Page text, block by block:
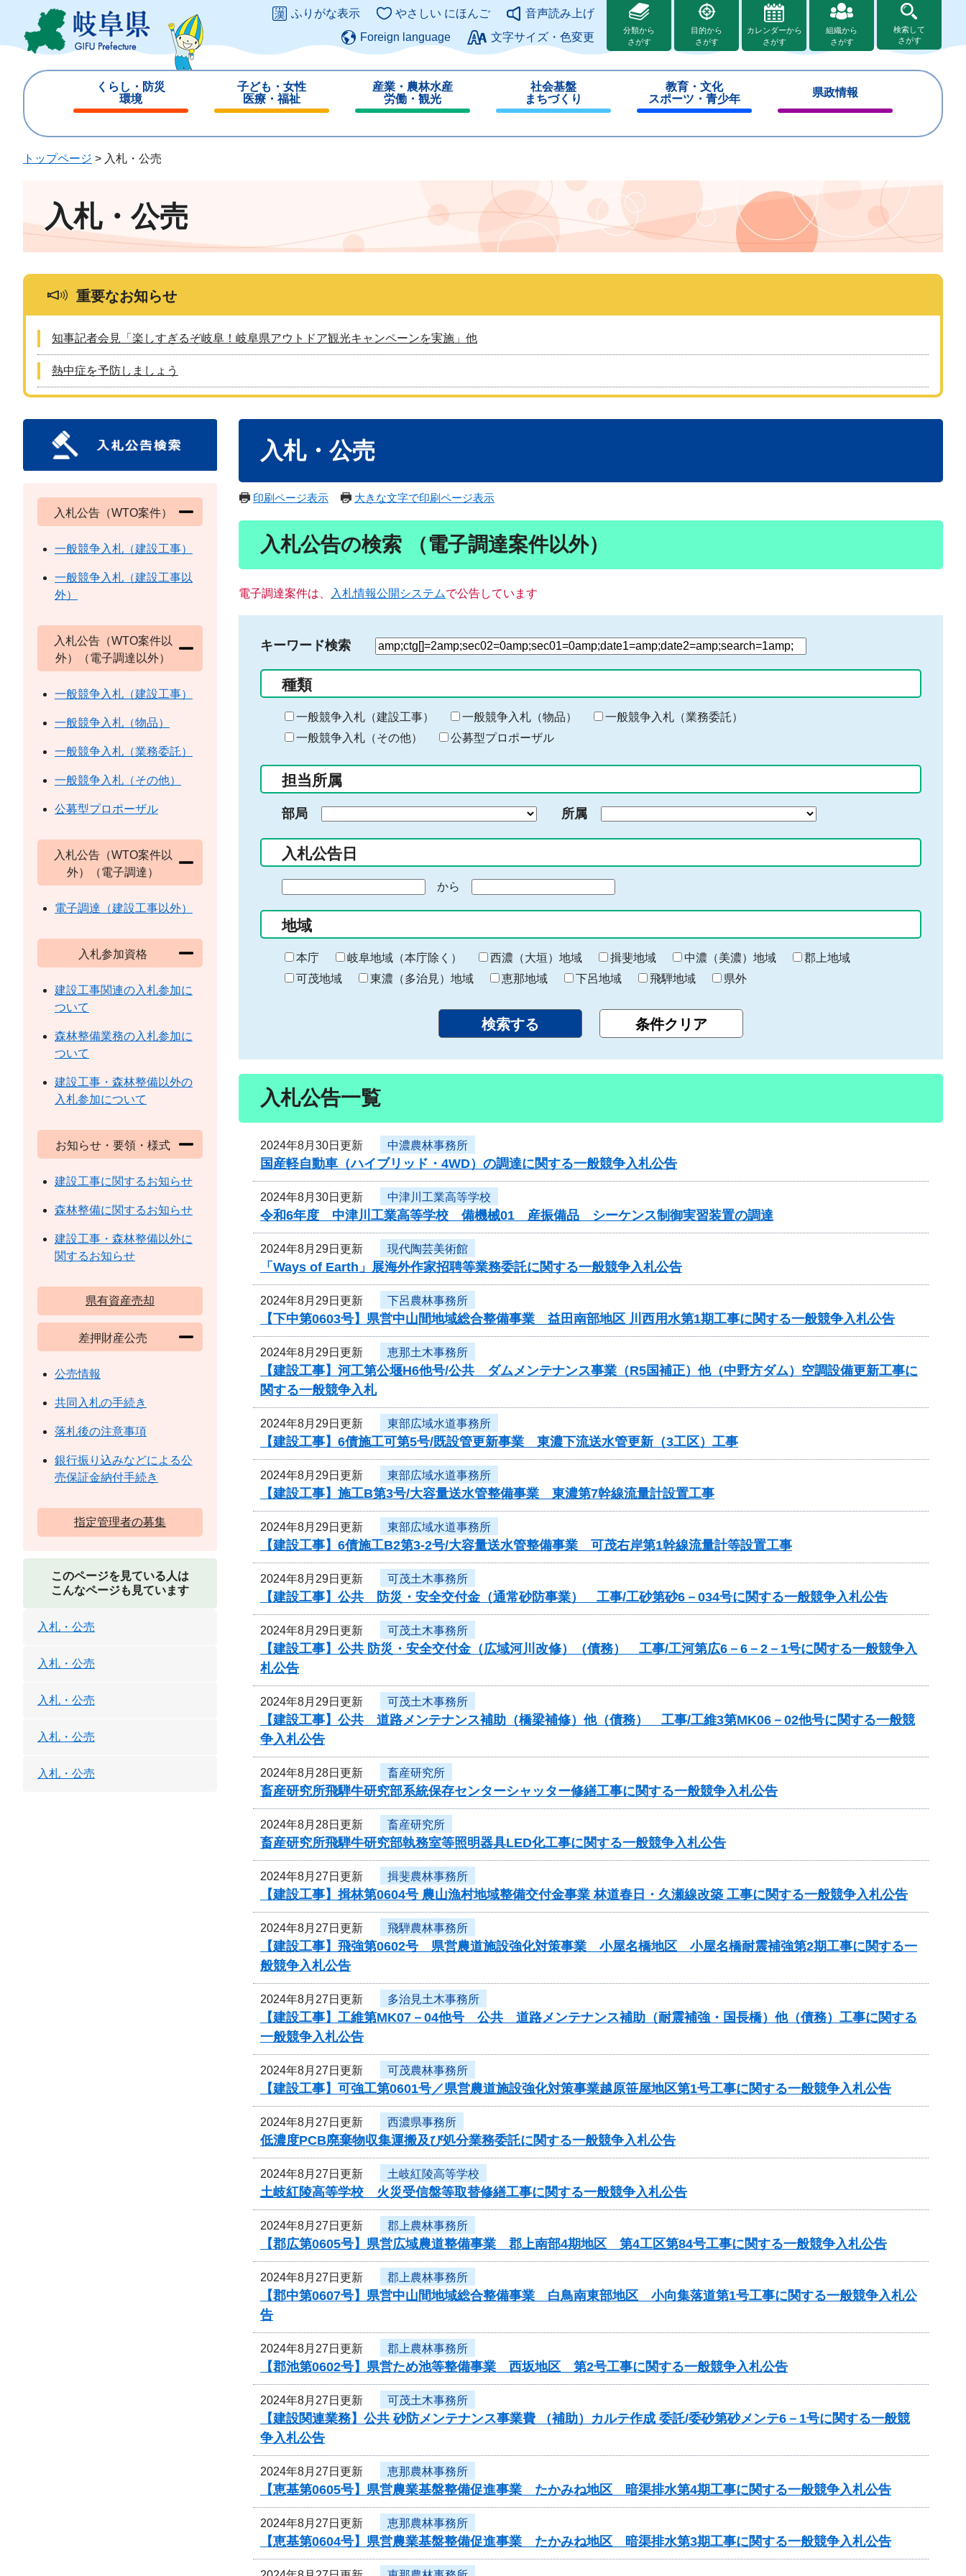
ジ
ュ
このページの本文へ
ふりがな表示 やさしい にほんご
音声読み上げ
Foreign language
文字サイズ・色変更
分類から
さがす
目的から
さがす
カレンダーから
さがす
組織から
さがす
検索して
さがす
くらし・防災
環境
じ
子ども・女性
医療・福祉
じ
産業・農林水産
労働・観光
じ
社会基盤
まちづくり
じ
教育・文化
スポーツ・青少年
じ
県政情報
じ
トップページ > 入札・公売
入札・公売
重要なお知らせ
知事記者会見「楽しすぎるぞ岐阜！岐阜県アウトドア観光キャンペーンを実施」他
熱中症を予防しましょう
入札・公売
印刷ページ表示 大きな文字で印刷ページ表示
入札公告の検索 （電子調達案件以外）
電子調達案件は、 入札情報公開システムで公告しています
キーワード検索
検
る
キ
ー
ー
入
力
種類
一般競争入札（建設工事） 一般競争入札（物品）
一般競争入札（業務委託）
一般競争入札（その他）
公募型プロポーザル
担当所属
部局 所属
入札公告日
の
始
ま
り
から
終
わ
り
地域
本庁 岐阜地域（本庁除く） 西濃（大垣）地域 揖斐地域 中濃（美濃）地域
郡上地域
可茂地域
東濃（多治見）地域 恵那地域 下呂地域 飛騨地域 県外
入札公告一覧
2024年8月30日更新 中濃農林事務所
国産軽自動車（ハイブリッド・4WD）の調達に関する一般競争入札公告
2024年8月30日更新 中津川工業高等学校
令和6年度 中津川工業高等学校 備機械01 産振備品 シーケンス制御実習装置の調達
2024年8月29日更新 現代陶芸美術館
「Ways of Earth」展海外作家招聘等業務委託に関する一般競争入札公告
2024年8月29日更新 下呂農林事務所
【下中第0603号】県営中山間地域総合整備事業 益田南部地区 川西用水第1期工事に関する一般競争入札公告
2024年8月29日更新 恵那土木事務所
【建設工事】河工第公堰H6他号/公共 ダムメンテナンス事業（R5国補正）他（中野方ダム）空調設備更新工事に
関する一般競争入札
2024年8月29日更新 東部広域水道事務所
【建設工事】6債施工可第5号/既設管更新事業 東濃下流送水管更新（3工区）工事
2024年8月29日更新 東部広域水道事務所
【建設工事】施工B第3号/大容量送水管整備事業 東濃第7幹線流量計設置工事
2024年8月29日更新 東部広域水道事務所
【建設工事】6債施工B2第3-2号/大容量送水管整備事業 可茂右岸第1幹線流量計等設置工事
2024年8月29日更新 可茂土木事務所
【建設工事】公共 防災・安全交付金（通常砂防事業） 工事/工砂第砂6－034号に関する一般競争入札公告
2024年8月29日更新 可茂土木事務所
【建設工事】公共 防災・安全交付金（広域河川改修）（債務） 工事/工河第広6－6－2－1号に関する一般競争入
札公告
2024年8月29日更新 可茂土木事務所
【建設工事】公共 道路メンテナンス補助（橋梁補修）他（債務） 工事/工維3第MK06－02他号に関する一般競
争入札公告
2024年8月28日更新 畜産研究所
畜産研究所飛騨牛研究部系統保存センターシャッター修繕工事に関する一般競争入札公告
2024年8月28日更新 畜産研究所
畜産研究所飛騨牛研究部執務室等照明器具LED化工事に関する一般競争入札公告
2024年8月27日更新 揖斐農林事務所
【建設工事】揖林第0604号 農山漁村地域整備交付金事業 林道春日・久瀬線改築 工事に関する一般競争入札公告
2024年8月27日更新 飛騨農林事務所
【建設工事】飛強第0602号 県営農道施設強化対策事業 小屋名橋地区 小屋名橋耐震補強第2期工事に関する一
般競争入札公告
2024年8月27日更新 多治見土木事務所
【建設工事】工維第MK07－04他号 公共 道路メンテナンス補助（耐震補強・国長橋）他（債務）工事に関する
一般競争入札公告
2024年8月27日更新 可茂農林事務所
【建設工事】可強工第0601号／県営農道施設強化対策事業越原笹屋地区第1号工事に関する一般競争入札公告
2024年8月27日更新 西濃県事務所
低濃度PCB廃棄物収集運搬及び処分業務委託に関する一般競争入札公告
2024年8月27日更新 土岐紅陵高等学校
土岐紅陵高等学校 火災受信盤等取替修繕工事に関する一般競争入札公告
2024年8月27日更新 郡上農林事務所
【郡広第0605号】県営広域農道整備事業 郡上南部4期地区 第4工区第84号工事に関する一般競争入札公告
2024年8月27日更新 郡上農林事務所
【郡中第0607号】県営中山間地域総合整備事業 白鳥南東部地区 小向集落道第1号工事に関する一般競争入札公
告
2024年8月27日更新 郡上農林事務所
【郡池第0602号】県営ため池等整備事業 西坂地区 第2号工事に関する一般競争入札公告
2024年8月27日更新 可茂土木事務所
【建設関連業務】公共 砂防メンテナンス事業費 （補助）カルテ作成 委託/委砂第砂メンテ6－1号に関する一般競
争入札公告
2024年8月27日更新 恵那農林事務所
【恵基第0605号】県営農業基盤整備促進事業 たかみね地区 暗渠排水第4期工事に関する一般競争入札公告
2024年8月27日更新 恵那農林事務所
【恵基第0604号】県営農業基盤整備促進事業 たかみね地区 暗渠排水第3期工事に関する一般競争入札公告
入札公告（WTO案件）
一般競争入札（建設工事）
一般競争入札（建設工事以
外）
入札公告（WTO案件以
外）（電子調達以外）
一般競争入札（建設工事）
一般競争入札（物品）
一般競争入札（業務委託）
一般競争入札（その他）
公募型プロポーザル
入札公告（WTO案件以
外）（電子調達）
電子調達（建設工事以外）
入札参加資格
建設工事関連の入札参加に
ついて
森林整備業務の入札参加に
ついて
建設工事・森林整備以外の
入札参加について
お知らせ・要領・様式
建設工事に関するお知らせ
森林整備に関するお知らせ
建設工事・森林整備以外に
関するお知らせ
県有資産売却
差押財産公売
公売情報
共同入札の手続き
落札後の注意事項
銀行振り込みなどによる公
売保証金納付手続き
指定管理者の募集
このページを見ている人は
こんなページも見ています
入札・公売
入札・公売
入札・公売
入札・公売
入札・公売